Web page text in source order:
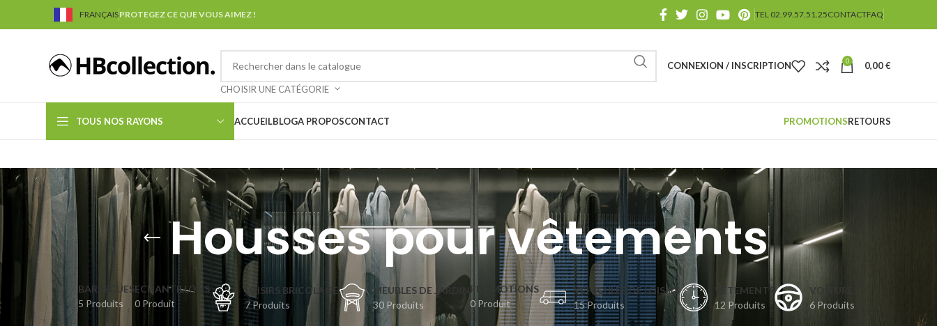
FRANÇAISPROTEGEZ CE QUE VOUS AIMEZ ! TEL 02.99.57.51.25CONTACTFAQ
CHOISIR UNE CATÉGORIE
CONNEXION / INSCRIPTION 0 0,00€
TOUS NOS RAYONS ACCUEILBLOGA PROPOSCONTACT PROMOTIONSRETOURS
Housses pour vêtements
BARBECUES
5 Produits
ECHANTILLONS
0 Produit
LOISIRS BRICOLAGE
7 Produits
MEUBLES DE JARDIN
30 Produits
PROMOTIONS
0 Produit
VÉHICULES DE LOISIRS
15 Produits
VÊTEMENTS
12 Produits
VOITURES
6 Produits